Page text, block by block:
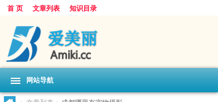
首 页 文章列表 知识目录
网站导航